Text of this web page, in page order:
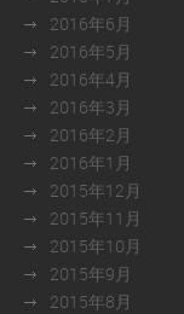
2016年6月
2016年5月
2016年4月
2016年3月
2016年2月
2016年1月
2015年12月
2015年11月
2015年10月
2015年9月
2015年8月